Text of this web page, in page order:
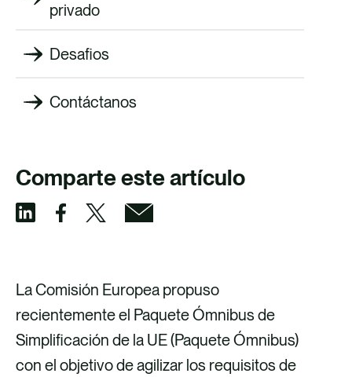
privado
Desafios
Contáctanos
Comparte este artículo
m
p
a
r
m
p
a
r
m
p
a
r
m
p
a
r
La Comisión Europea propuso
recientemente el Paquete Ómnibus de
Simplificación de la UE (Paquete Ómnibus)
con el objetivo de agilizar los requisitos de